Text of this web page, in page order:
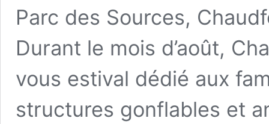
Parc des Sources,
Durant le mois d’août,
vous estival dédié aux
structures gonflables et